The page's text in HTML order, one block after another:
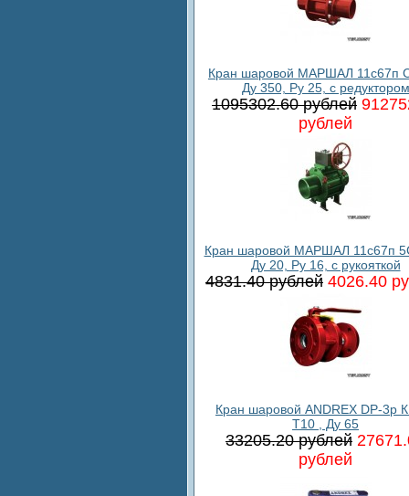
Кран шаровой МАРШАЛ 11с67п
Ду 350, Ру 25, с редуктором
1095302.60 рублей
рублей
Кран шаровой МАРШАЛ 11с67п
Ду 20, Ру 16, с рукояткой
4831.40 рублей 4026.40
Кран шаровой ANDREX DP-3p
T10 , Ду 65
33205.20 рублей
рублей